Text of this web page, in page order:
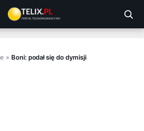
» Boni: podał się do dymisji